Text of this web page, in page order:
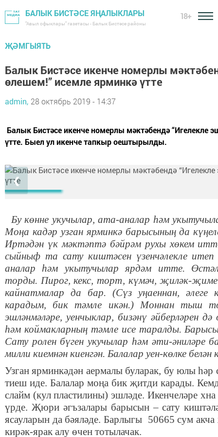
БАЛЫК БИСТӘСЕ ЯҢАЛЫКЛАРЫ
"Авыл офыклары" газетасы - Балык Бистәсе районы
18+
ҖӘМГЫЯТЬ
Балык Бистәсе икенче номерлы
өлешем!” исемле ярминкә үтте
admin, 28 октябрь 2019 - 14:37
Балык Бистәсе икенче номерлы мәктәбендә “Игелекле
үтте. Быел ул икенче тапкыр оештырылды.
❮
Бу көнне укучылар, ата-аналар һәм
Моңа кадәр узган ярминкә барысының да
Иртәдән үк мәктәптә бәйрәм рухы хөкем
сыйныф та сату киштәсен үзенчәлекле
аналар һәм укытучылар ярдәм итте.
торды. Пирог, кекс, торт, күмәч, җиләк-
кайнатмалар да бар. (Сүз уңаеннан,
карадым, бик тәмле икән.) Моннан тыш
эшләнмәләре, уенчыклар, бизәнү әйберләрен
һәм коймакларның тәмле исе таралды.
Сату ролен бүген укучылар һәм әти-
милли киемнән киенгән. Балалар уен-көлке
Узган ярминкәдән аермалы буларак, бу юлы һәр
тиеш иде. Балалар моңа бик җитди карады.
слайм (кул пластилины) эшләде. Икенчеләре
үрде. Җюри әгъзалары барысын – сату
ясауларын да бәяләде. Барлыгы 50665 сум
кирәк-ярак алу өчен тотылачак.